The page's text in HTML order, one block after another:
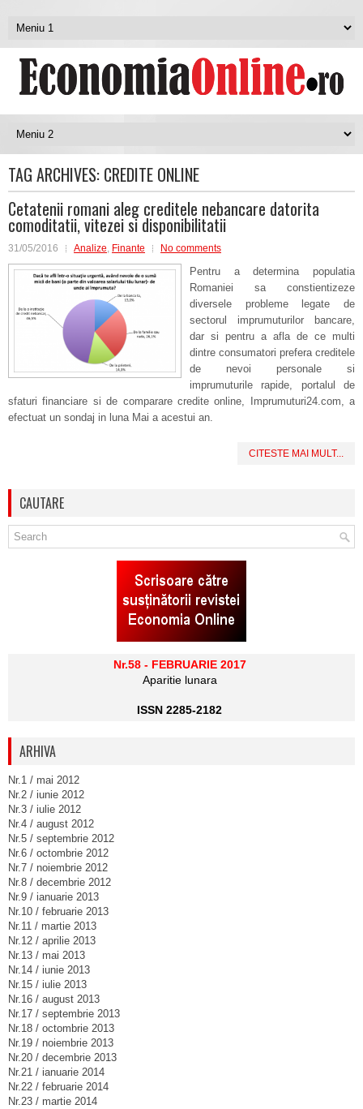
TAG ARCHIVES: CREDITE ONLINE
Cetatenii romani aleg creditele nebancare datorita
comoditatii, vitezei si disponibilitatii
31/05/2016 Analize, Finante No comments
Pentru a determina populatia
Romaniei sa constientizeze
diversele probleme legate de
sectorul imprumuturilor bancare,
dar si pentru a afla de ce multi
dintre consumatori prefera creditele
de nevoi personale si
imprumuturile rapide, portalul de
sfaturi financiare si de comparare credite online, Imprumuturi24.com, a
efectuat un sondaj in luna Mai a acestui an.
CITESTE MAI MULT...
CAUTARE
Nr.58 - FEBRUARIE 2017
Aparitie lunara
ISSN 2285-2182
ARHIVA
Nr.1 / mai 2012
Nr.2 / iunie 2012
Nr.3 / iulie 2012
Nr.4 / august 2012
Nr.5 / septembrie 2012
Nr.6 / octombrie 2012
Nr.7 / noiembrie 2012
Nr.8 / decembrie 2012
Nr.9 / ianuarie 2013
Nr.10 / februarie 2013
Nr.11 / martie 2013
Nr.12 / aprilie 2013
Nr.13 / mai 2013
Nr.14 / iunie 2013
Nr.15 / iulie 2013
Nr.16 / august 2013
Nr.17 / septembrie 2013
Nr.18 / octombrie 2013
Nr.19 / noiembrie 2013
Nr.20 / decembrie 2013
Nr.21 / ianuarie 2014
Nr.22 / februarie 2014
Nr.23 / martie 2014